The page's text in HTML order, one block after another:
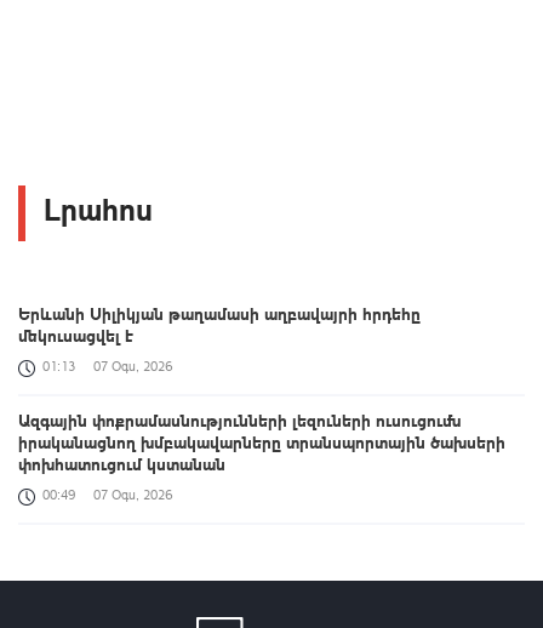
Լրահոս
Երևանի Սիլիկյան թաղամասի աղբավայրի հրդեհը
մեկուսացվել է
01:13 07 Օգս, 2026
Ազգային փոքրամասնությունների լեզուների ուսուցումն
իրականացնող խմբակավարները տրանսպորտային ծախսերի
փոխհատուցում կստանան
00:49 07 Օգս, 2026